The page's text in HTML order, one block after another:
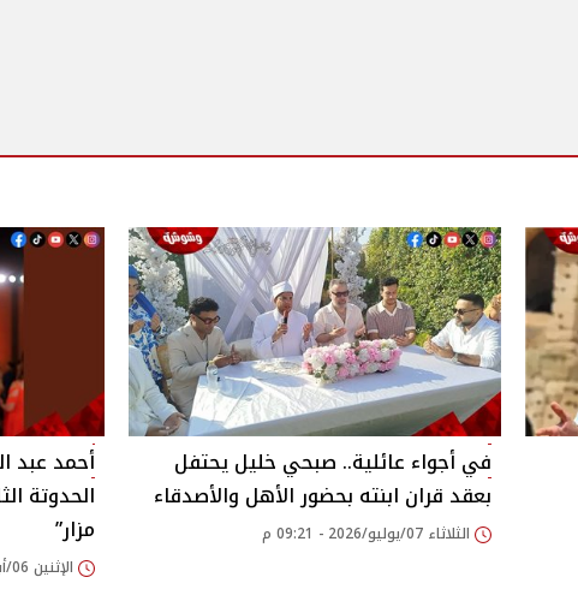
في أجواء عائلية.. صبحي خليل يحتفل
بعقد قران ابنته بحضور الأهل والأصدقاء
الثلاثاء 07/يوليو/2026 - 09:21 م
أحمد عبد
الحدوتة
مزار”
الإثنين 06/أبريل/2026 - 06:38 م